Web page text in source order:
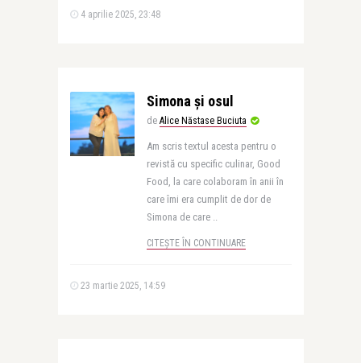
4 aprilie 2025, 23:48
Simona și osul
de Alice Năstase Buciuta
Am scris textul acesta pentru o
revistă cu specific culinar, Good
Food, la care colaboram în anii în
care îmi era cumplit de dor de
Simona de care ..
CITEȘTE ÎN CONTINUARE
23 martie 2025, 14:59